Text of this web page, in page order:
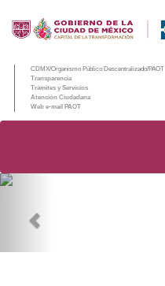
CDMX/Organismo Público Descentralizado/PAOT
Transparencia
Trámites y Servicios
Atención Ciudadana
Web e-mail PAOT